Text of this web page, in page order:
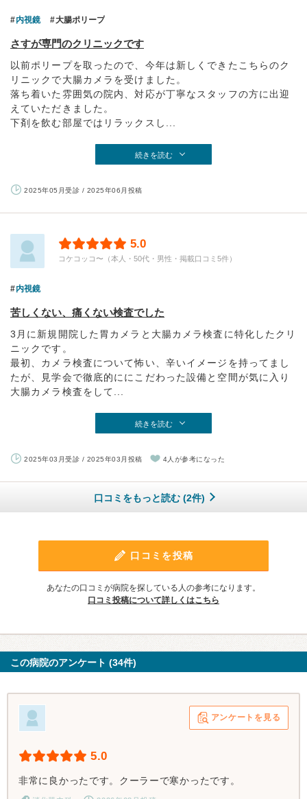
内視鏡 大腸ポリープ
さすが専門のクリニックです
以前ポリープを取ったので、今年は新しくできたこちらのク
リニックで大腸カメラを受けました。
落ち着いた雰囲気の院内、対応が丁寧なスタッフの方に出迎
えていただきました。
下剤を飲む部屋ではリラックスし...
続きを読む
2025年05月受診 / 2025年06月投稿
5.0
コケコッコ〜（本人・50代・男性・掲載口コミ5件）
内視鏡
苦しくない、痛くない検査でした
3月に新規開院した胃カメラと大腸カメラ検査に特化したクリ
ニックです。
最初、カメラ検査について怖い、辛いイメージを持ってまし
たが、見学会で徹底的ににこだわった設備と空間が気に入り
大腸カメラ検査をして...
続きを読む
2025年03月受診 / 2025年03月投稿 4人が参考になった
口コミをもっと読む (2件)
口コミを投稿
あなたの口コミが病院を探している人の参考になります。
口コミ投稿について詳しくはこちら
この病院のアンケート (34件)
アンケートを見る
5.0
非常に良かったです。クーラーで寒かったです。